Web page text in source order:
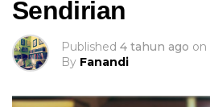
Sendirian
Published 4 tahun ago on
By Fanandi